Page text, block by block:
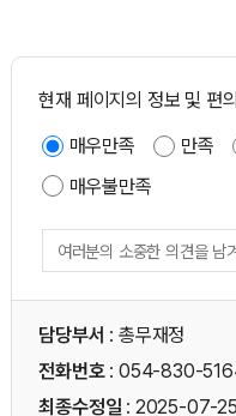
현재 페이지의 정보 및 편
매우만족 만족
매우불만족
담당부서 : 총무재정
전화번호: 054-830-
최종수정일 : 2025-07-25